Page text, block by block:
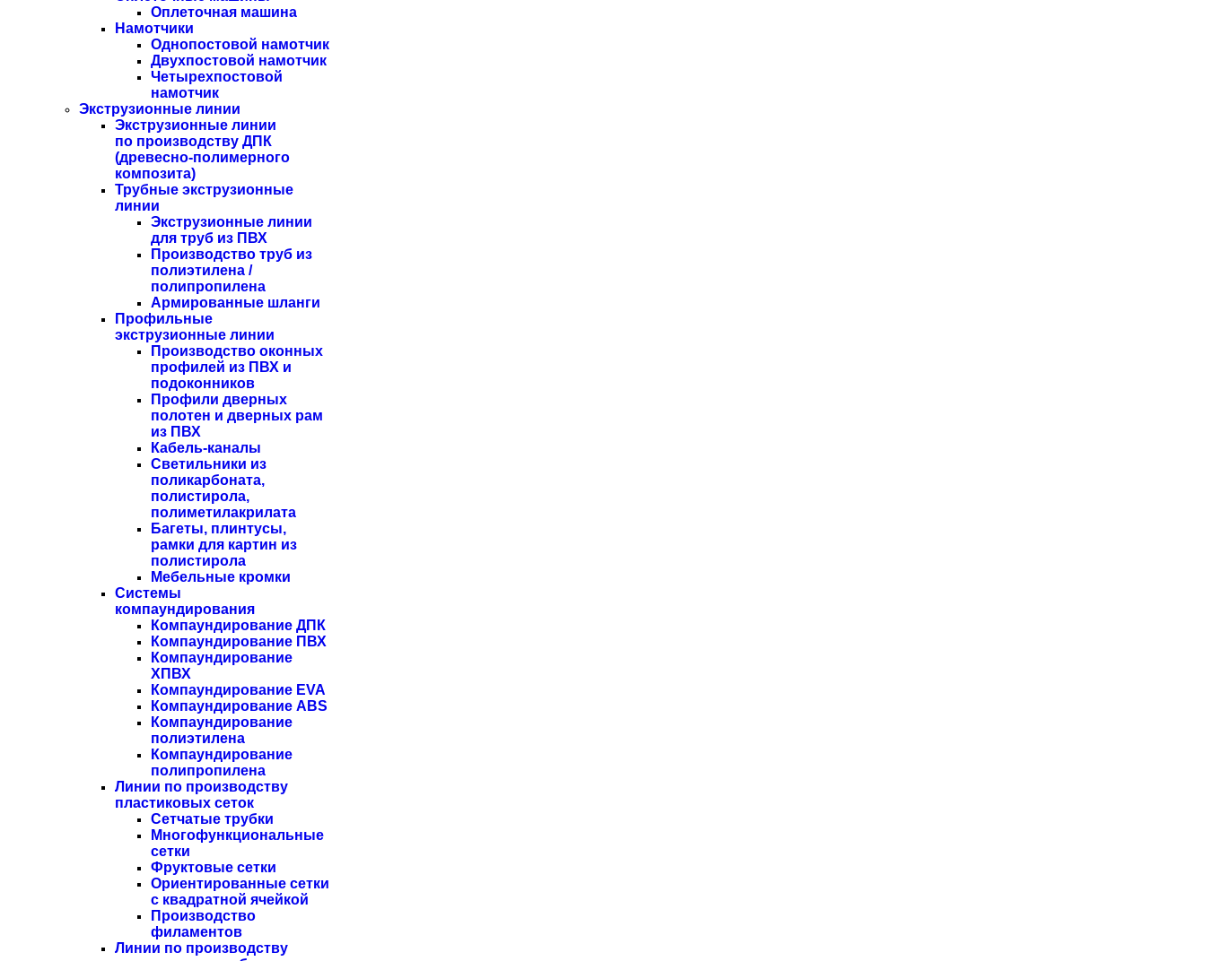
Оплеточная машина
Намотчики
Однопостовой намотчик
Двухпостовой намотчик
Четырехпостовой
намотчик
Экструзионные линии
Экструзионные линии
по производству ДПК
(древесно-полимерного
композита)
Трубные экструзионные
линии
Экструзионные линии
для труб из ПВХ
Производство труб из
полиэтилена /
полипропилена
Армированные шланги
Профильные
экструзионные линии
Производство оконных
профилей из ПВХ и
подоконников
Профили дверных
полотен и дверных рам
из ПВХ
Кабель-каналы
Светильники из
поликарбоната,
полистирола,
полиметилакрилата
Багеты, плинтусы,
рамки для картин из
полистирола
Мебельные кромки
Системы
компаундирования
Компаундирование ДПК
Компаундирование ПВХ
Компаундирование
ХПВХ
Компаундирование EVA
Компаундирование ABS
Компаундирование
полиэтилена
Компаундирование
полипропилена
Линии по производству
пластиковых сеток
Сетчатые трубки
Многофункциональные
сетки
Фруктовые сетки
Ориентированные сетки
с квадратной ячейкой
Производство
филаментов
Линии по производству